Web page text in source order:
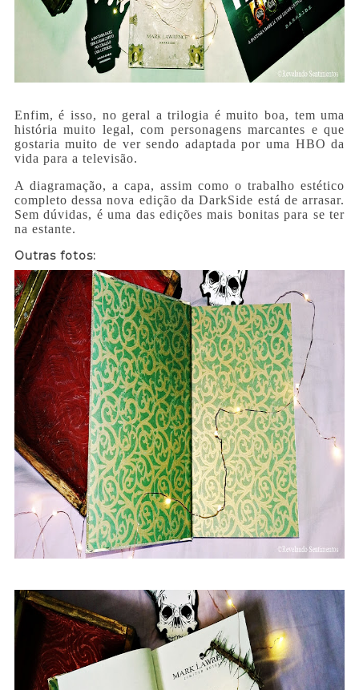
Enfim, é isso, no geral a trilogia é muito boa, tem uma
história muito legal, com personagens marcantes e que
gostaria muito de ver sendo adaptada por uma HBO da
vida para a televisão.
A diagramação, a capa, assim como o trabalho estético
completo dessa nova edição da DarkSide está de arrasar.
Sem dúvidas, é uma das edições mais bonitas para se ter
na estante.
Outras fotos: